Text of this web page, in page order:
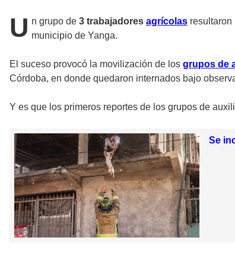
U n grupo de 3 trabajadores agrícolas resultaron
municipio de Yanga.
El suceso provocó la movilización de los grupos de
Córdoba, en donde quedaron internados bajo
Y es que los primeros reportes de los grupos de
Se